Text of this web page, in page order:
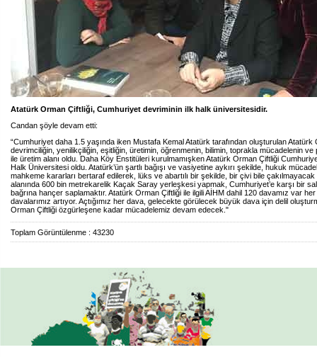
Atatürk Orman Çiftliği, Cumhuriyet devriminin ilk halk üniversitesidir.
Candan şöyle devam etti:
“Cumhuriyet daha 1.5 yaşında iken Mustafa Kemal Atatürk tarafından oluşturulan Atatürk
devrimciliğin, yenilikçiliğin, eşitliğin, üretimin, öğrenmenin, bilimin, toprakla mücadelenin ve
ile üretim alanı oldu. Daha Köy Enstitüleri kurulmamışken Atatürk Orman Çiftliği
Halk Üniversitesi oldu. Atatürk’ün şartlı bağışı ve vasiyetine aykırı şekilde, hukuk
mahkeme kararları bertaraf edilerek, lüks ve abartılı bir şekilde, bir çivi bile
alanında 600 bin metrekarelik Kaçak Saray yerleşkesi yapmak, Cumhuriyet’e karşı bir
bağrına hançer saplamaktır. Atatürk Orman Çiftliği ile ilgili AİHM dahil 120 davamız var
davalarımız artıyor. Açtığımız her dava, gelecekte görülecek büyük dava için delil
Orman Çiftliği özgürleşene kadar mücadelemiz devam edecek."
Toplam Görüntülenme : 43230